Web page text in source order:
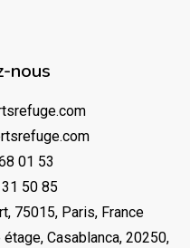
nous
01 53
50 85
75015, Paris, France
Casablanca, 20250,